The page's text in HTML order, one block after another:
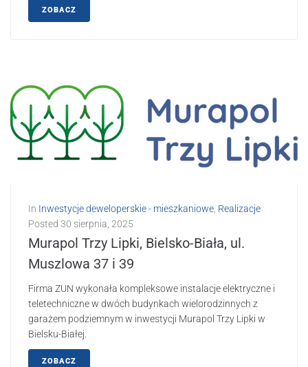
ZOBACZ
In Inwestycje deweloperskie - mieszkaniowe Realizacje
Posted 30 sierpnia, 2025
Murapol Trzy Lipki, Bielsko-Biała, ul.
Muszlowa 37 i 39
Firma ZUN wykonała kompleksowe instalacje elektryczne i
teletechniczne w dwóch budynkach wielorodzinnych z
garażem podziemnym w inwestycji Murapol Trzy Lipki w
Bielsku-Białej.
ZOBACZ